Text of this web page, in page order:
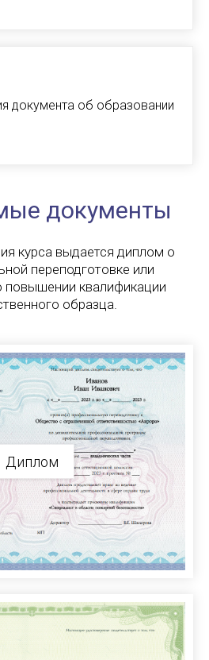
документа об образовании
документы
курса выдается диплом о
переподготовке или
повышении квалификации
образца.
Диплом